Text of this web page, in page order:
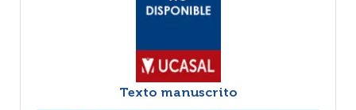
Texto manuscrito